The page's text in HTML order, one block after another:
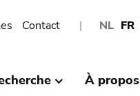
NL FR
Contact
À propos